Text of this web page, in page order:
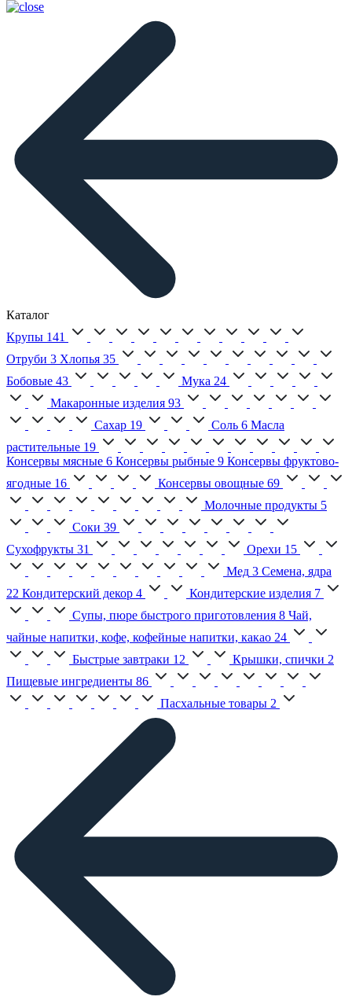
Каталог
Крупы 141
Отруби 3 Хлопья 35
Бобовые 43 Мука 24
Макаронные изделия 93
Сахар 19 Соль 6 Масла
растительные 19
Консервы мясные 6 Консервы рыбные 9 Консервы фруктово-
ягодные 16 Консервы овощные 69
Молочные продукты 5
Соки 39
Сухофрукты 31 Орехи 15
Мед 3 Семена, ядра
22 Кондитерский декор 4 Кондитерские изделия 7
Супы, пюре быстрого приготовления 8 Чай,
чайные напитки, кофе, кофейные напитки, какао 24
Быстрые завтраки 12 Крышки, спички 2
Пищевые ингредиенты 86
Пасхальные товары 2